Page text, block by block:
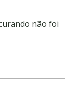
não foi